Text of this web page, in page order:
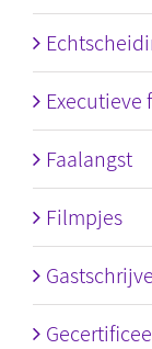
Executieve
Faalangst
Filmpjes